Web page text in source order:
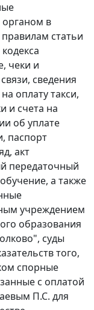
в
статьи
чеки и
сведения
оплату такси,
и счета на
об уплате
паспорт
акт
передаточный
а также
учреждением
образования
суды
того,
спорные
с оплатой
П.С. для